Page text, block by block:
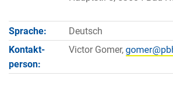
Sprache:
Deutsch
Kontakt­
person:
Victor Gomer,